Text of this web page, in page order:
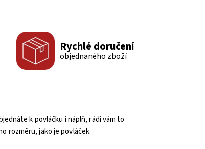
Rychlé doručení
objednaného zboží
k povláčku i náplň, rádi vám to
rozměru, jako je povláček.